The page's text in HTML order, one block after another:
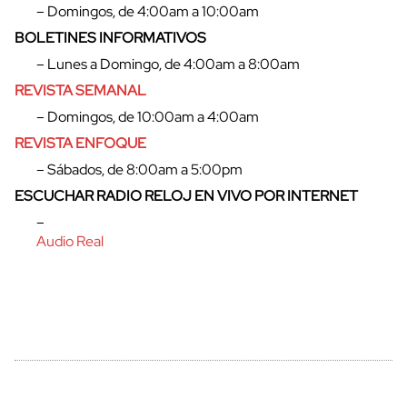
– Domingos, de 4:00am a 10:00am
BOLETINES INFORMATIVOS
– Lunes a Domingo, de 4:00am a 8:00am
REVISTA SEMANAL
– Domingos, de 10:00am a 4:00am
REVISTA ENFOQUE
– Sábados, de 8:00am a 5:00pm
ESCUCHAR RADIO RELOJ EN VIVO POR INTERNET
–
Audio Real